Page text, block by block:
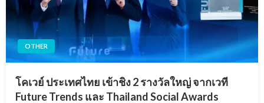
OTHER
โคเวย์ ประเทศไทย เข้าชิง 2 รางวัลใหญ่ จากเวที
Future Trends และ Thailand Social Awards